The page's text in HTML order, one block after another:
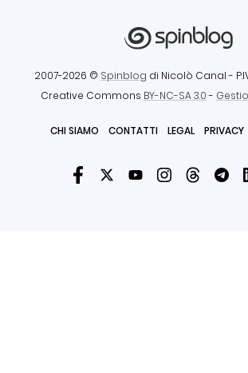
2007-2026 © Spinblog di Nicolò Canal -
Creative Commons BY-NC-SA 3.0-
CHI SIAMO CONTATTI LEGAL PRIVACY